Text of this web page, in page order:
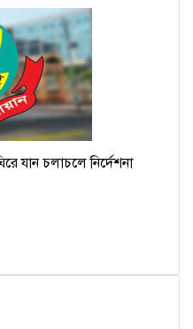
যান চলাচলে নির্দেশনা